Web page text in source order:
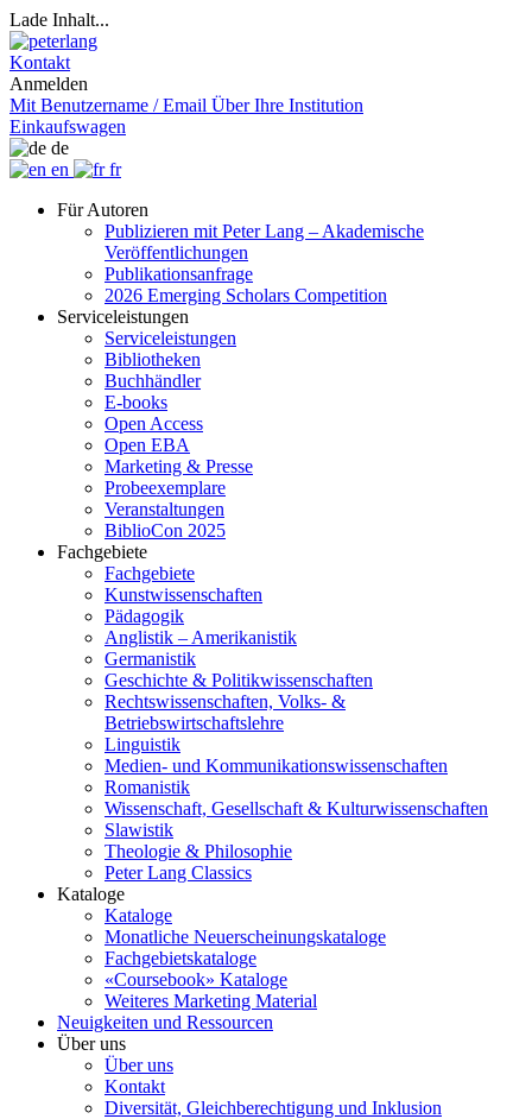
Lade Inhalt...
Kontakt
Anmelden
Mit Benutzername / Email Über Ihre Institution
Einkaufswagen
de
en
fr
Für Autoren
Publizieren mit Peter Lang – Akademische
Veröffentlichungen
Publikationsanfrage
2026 Emerging Scholars Competition
Serviceleistungen
Serviceleistungen
Bibliotheken
Buchhändler
E-books
Open Access
Open EBA
Marketing & Presse
Probeexemplare
Veranstaltungen
BiblioCon 2025
Fachgebiete
Fachgebiete
Kunstwissenschaften
Pädagogik
Anglistik – Amerikanistik
Germanistik
Geschichte & Politikwissenschaften
Rechtswissenschaften, Volks- &
Betriebswirtschaftslehre
Linguistik
Medien- und Kommunikationswissenschaften
Romanistik
Wissenschaft, Gesellschaft & Kulturwissenschaften
Slawistik
Theologie & Philosophie
Peter Lang Classics
Kataloge
Kataloge
Monatliche Neuerscheinungskataloge
Fachgebietskataloge
«Coursebook» Kataloge
Weiteres Marketing Material
Neuigkeiten und Ressourcen
Über uns
Über uns
Kontakt
Diversität, Gleichberechtigung und Inklusion